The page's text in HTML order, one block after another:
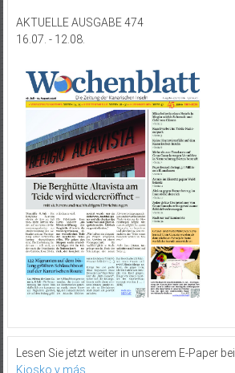
AKTUELLE AUSGABE 474
16.07. - 12.08.
Lesen Sie jetzt weiter in unserem E-Paper bei
Kiosko y más